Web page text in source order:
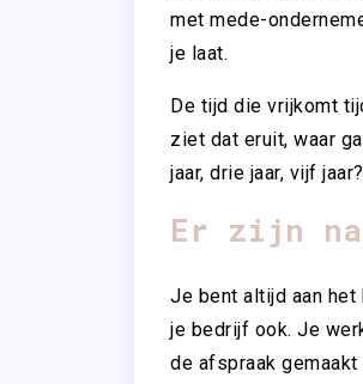
met mede-
je laat.
De tijd die vrijkomt
ziet dat eruit, waar
jaar, drie jaar, vijf
Er zijn
Je bent altijd aan het
je bedrijf ook. Je
de afspraak